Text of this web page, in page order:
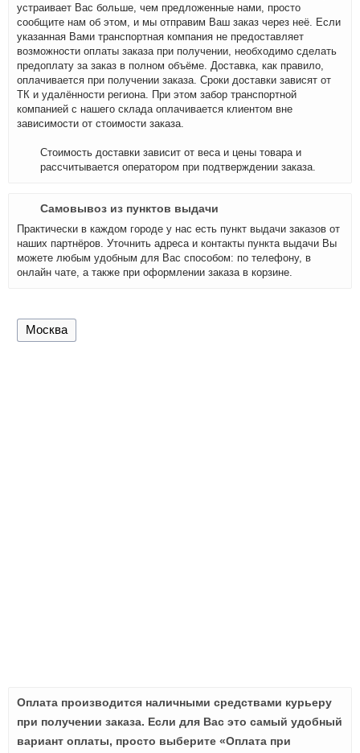
устраивает Вас больше, чем предложенные нами, просто
сообщите нам об этом, и мы отправим Ваш заказ через неё. Если
указанная Вами транспортная компания не предоставляет
возможности оплаты заказа при получении, необходимо сделать
предоплату за заказ в полном объёме. Доставка, как правило,
оплачивается при получении заказа. Сроки доставки зависят от
ТК и удалённости региона. При этом забор транспортной
компанией с нашего склада оплачивается клиентом вне
зависимости от стоимости заказа.
Стоимость доставки зависит от веса и цены товара и
рассчитывается оператором при подтверждении заказа.
Самовывоз из пунктов выдачи
Практически в каждом городе у нас есть пункт выдачи заказов от
наших партнёров. Уточнить адреса и контакты пункта выдачи Вы
можете любым удобным для Вас способом: по телефону, в
онлайн чате, а также при оформлении заказа в корзине.
Москва
Оплата производится наличными средствами курьеру
при получении заказа. Если для Вас это самый удобный
вариант оплаты, просто выберите «Оплата при